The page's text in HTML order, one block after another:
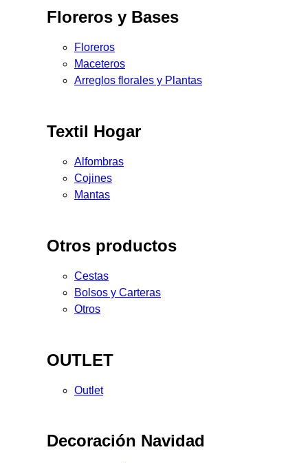
Floreros y Bases
Floreros
Maceteros
Arreglos florales y Plantas
Textil Hogar
Alfombras
Cojines
Mantas
Otros productos
Cestas
Bolsos y Carteras
Otros
OUTLET
Outlet
Decoración Navidad